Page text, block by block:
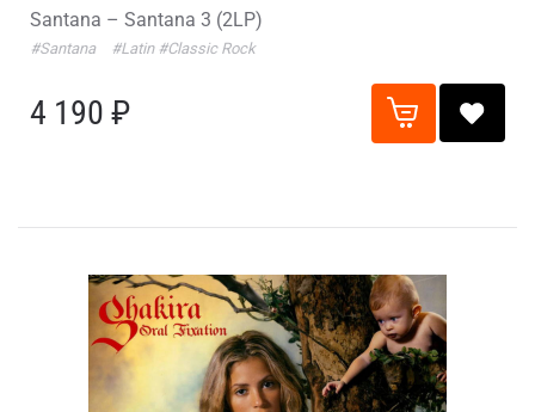
Santana – Santana 3 (2LP)
#Santana #Latin #Classic Rock
4 190 ₽